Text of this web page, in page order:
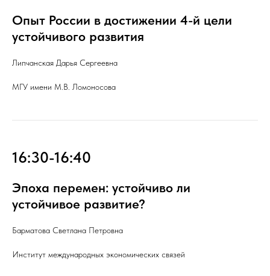
Опыт России в достижении 4-й цели
устойчивого развития
Липчанская Дарья Сергеевна
МГУ имени М.В. Ломоносова
16:30-16:40
Эпоха перемен: устойчиво ли
устойчивое развитие?
Барматова Светлана Петровна
Институт международных экономических связей